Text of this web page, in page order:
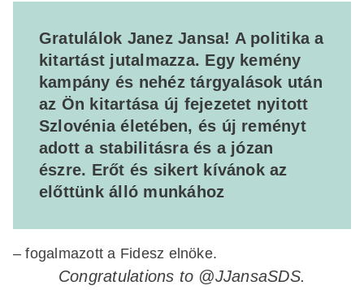
Gratulálok Janez Jansa! A politika a
kitartást jutalmazza. Egy kemény
kampány és nehéz tárgyalások után
az Ön kitartása új fejezetet nyitott
Szlovénia életében, és új reményt
adott a stabilitásra és a józan
észre. Erőt és sikert kívánok az
előttünk álló munkához
– fogalmazott a Fidesz elnöke.
Congratulations to @JJansaSDS.